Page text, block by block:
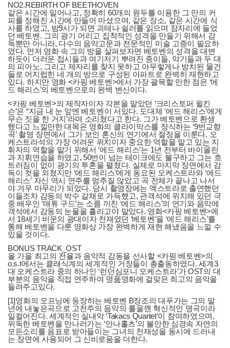
NO2.REBIRTH OF BEETHOVEN
같은 시간에 일어나고, 정확히 60개의 원두를 이용한 그 만의 커
피를 정해진 시간에 만들어 마셨으며, 같은 장소, 같은 시간에 식
사를 하였고, 밤9시가 되면 괴테나 쉴러를 읽으며 잠자리에 들었
던 베토벤. 그의 광기 어리고 집착적인 성격을 만들기 위해서 감
독뿐만 아니라, 다수의 음악고문과 전문적인 미술 고증이 필요하
였다. 먼저 영화 속 그의 방을 살펴보자면 베토벤의 성격을 대변
하듯이 더러운 접시들과 여기저기 뿌려진 종이들, 악기들과 두 대
의 피아노, 그리고 제자리를 찾지 못하고 아무렇게나 방치된 물건
들로 어지럽힌 네 개의 방으로 구성된 아파트로 완벽히 재현하고
있다. 하지만 영화 <카핑 베토벤>에서 가장 괄목할 만한 점은 ‘에
드 해리스’의 베토벤으로의 완벽 변신이다.
<카핑 베토벤>의 제작자이자 각본을 맡았던 ‘크리스토퍼 윌킨
슨’은 “지금 내 눈 앞엔 베토벤이 서있다. 도대체 ‘에드 해리스’에게
무슨 짓을 한 거지’라며 소리쳤다고 한다. 그가 베토벤으로 환생
했다고 느낄만한 대목은 영화의 클라이막스를 장식하는 ‘9번교향
곡’ 촬영 장면에서 그가 보인 혼신의 연기에서 절정을 이룬다. 오
케스트라석의 가장 어려운 위치이자 중요한 역할을 맡고 있는 지
휘자의 역할을 맡기 위해서 ‘에드 해리스’는 1년 전부터 바이올린
과 지휘연습을 하였고, 50번이 넘는 테이크에도 불구하고 그는 흐
트러짐이 없이 광기의 투혼을 펼쳤다. 실제로 마지막 장면에서 감
독이 컷을 외쳤지만 ‘에드 해리스’에게 동요된 오케스트라와 ‘에드
해리스’ 자신 역시 연주를 멈추질 않았고 곡 전체가 끝나고 나서
야 겨우 마무리가 되었다. 당시 촬영장에는 엑스트라로 출연했던
이들조차 감동의 박수 갈채로 가득했고, 관객석에 위치해 있던 극
중 배우인 ‘매튜 구드’는 소름 끼친 ‘에드 해리스’의 연기와 음악에
객석에서 감동의 눈물을 흘리고야 말았다. 영화<카핑 베토벤>에
서 18세기 비운의 광대이자 천재였던 ‘베토벤’을 ‘에드 해리스’를
통해 베토벤을 다룬 영화상 가장 완벽하게 재현 해냈음을 느낄 수
있을 것이다.
BONUS TRACK_OST
올 가을 최고의 전율과 음악적 감동을 선사할 <카핑 베토벤>의
o.s.t에서는 클래식계의 세계적인 거장들이 총출동하였다. 세계3
대 오케스트라 중의 하나인 ‘런던심포니 오케스트라’가 OST의 대
부분의 음악을 직접 연주하여 명품영화에 걸맞은 최고의 음악을
들려주고있다.
[1]영화의 오프닝에 등장하는 베토벤 B장조의 대푸가는 그의 말
년에 내놓은곡으로 고전주의 음악의 룰을깬 혁신적인 명곡이라
일컬어진다. 세계적인 실내악 ‘Takacs Quartet’이 참여하였으며,
위독한 베토벤을 만나러가는 ‘안나홀츠’의 불안한 심경속 자연의
모든소리를 음표로 받아들이는 그녀의 천재성을 동시에 드러내
는 장면에 사용되어 그 신비로움을 더한다.